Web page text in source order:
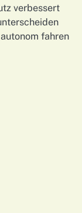
verbessert
fahren